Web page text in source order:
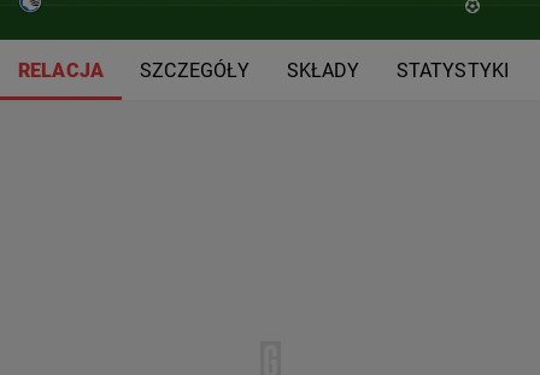
RELACJA SZCZEGÓŁY SKŁADY STATYSTYKI